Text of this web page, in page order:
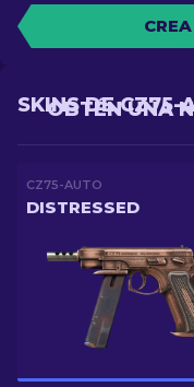
OBTÉN UNA
SKINS DE CZ75-
CZ75-AUTO
DISTRESSED